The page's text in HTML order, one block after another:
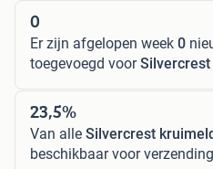
0
Er zijn afgelopen week 0
toegevoegd voor
23,5%
Van alle Silvercrest
beschikbaar voor